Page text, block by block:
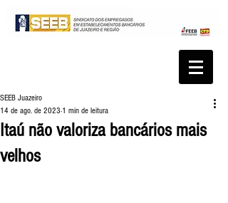
Itaú não valoriza bancários mais
velhos
SEEB Juazeiro
14 de ago. de 2023 1 min de leitura